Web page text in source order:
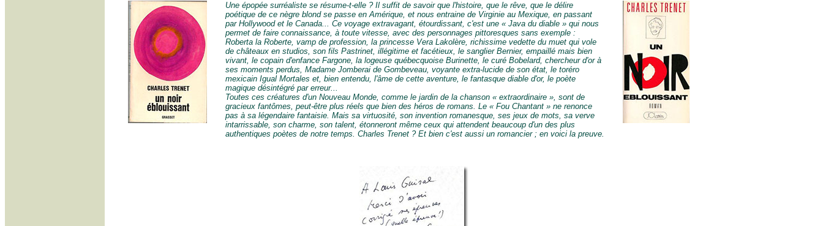
Une épopée surréaliste se résume-t-elle ? Il suffit de savoir que l'histoire, que le rêve, que le délire
poétique de ce nègre blond se passe en Amérique, et nous entraine de Virginie au Mexique, en passant
par Hollywood et le Canada... Ce voyage extravagant, étourdissant, c'est une « Java du diable » qui nous
permet de faire connaissance, à toute vitesse, avec des personnages pittoresques sans exemple :
Roberta la Roberte, vamp de profession, la princesse Vera Lakolère, richissime vedette du muet qui vole
de châteaux en studios, son fils Pastrinet, illégitime et facétieux, le sanglier Bernier, empaillé mais bien
vivant, le copain d'enfance Fargone, la logeuse québecquoise Burinette, le curé Bobelard, chercheur d'or à
ses moments perdus, Madame Jomberai de Gombeveau, voyante extra-lucide de son état, le toréro
mexicain Igual Mortales et, bien entendu, l'âme de cette aventure, le fantasque diable d'or, le poète
magique désintégré par erreur...
Toutes ces créatures d'un Nouveau Monde, comme le jardin de la chanson « extraordinaire », sont de
gracieux fantômes, peut-être plus réels que bien des héros de romans. Le « Fou Chantant » ne renonce
pas à sa légendaire fantaisie. Mais sa virtuosité, son invention romanesque, ses jeux de mots, sa verve
intarrissable, son charme, son talent, étonneront même ceux qui attendent beaucoup d'un des plus
authentiques poètes de notre temps. Charles Trenet ? Et bien c'est aussi un romancier ; en voici la preuve.